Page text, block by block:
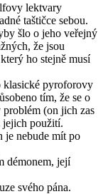
lektvary
taštičce sebou.
šlo o jeho veřejný
že jsou
ho stejně musí
klasické pyroforovy
tím, že se o
(on jich zas
jejich použití.
je nebude mít po
démonem, její
svého pána.